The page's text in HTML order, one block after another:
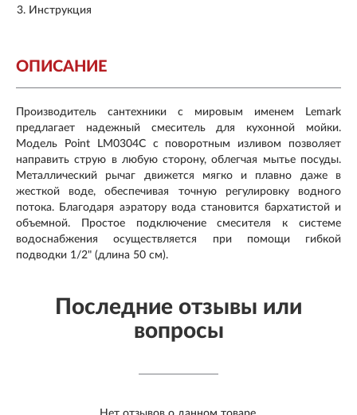
Инструкция
ОПИСАНИЕ
Производитель сантехники с мировым именем Lemark
предлагает надежный смеситель для кухонной мойки.
Модель Point LM0304C с поворотным изливом позволяет
направить струю в любую сторону, облегчая мытье посуды.
Металлический рычаг движется мягко и плавно даже в
жесткой воде, обеспечивая точную регулировку водного
потока. Благодаря аэратору вода становится бархатистой и
объемной. Простое подключение смесителя к системе
водоснабжения осуществляется при помощи гибкой
подводки 1/2" (длина 50 см).
Последние отзывы или
вопросы